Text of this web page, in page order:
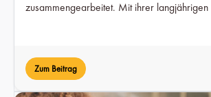
zusammengearbeitet. Mit ihrer langjährigen
übersetzt.
Zum Beitrag